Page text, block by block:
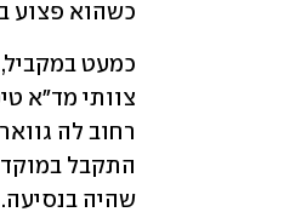
כשהוא פצוע
שהיה בנסיעה.